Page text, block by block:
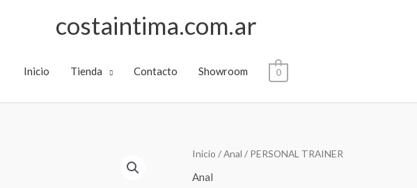
costaintima.com.ar
Inicio Tienda Contacto Showroom 0
Inicio /Anal / PERSONAL TRAINER
Anal
PERSONAL
TRAINER